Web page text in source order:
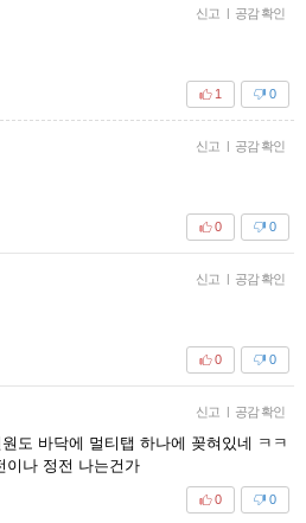
신고 | 공감 확인
0
1
신고 | 공감 확인
0
0
신고 | 공감 확인
0
0
신고 | 공감 확인
도 바닥에 멀티탭 하나에 꽂혀있네 ㅋㅋ
이나 정전 나는건가
0
0